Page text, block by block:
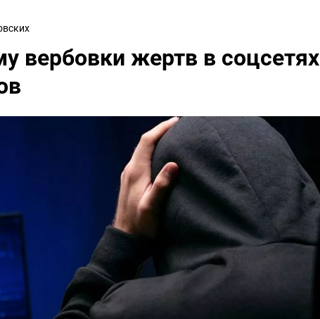
вербовки жертв в соцсетях